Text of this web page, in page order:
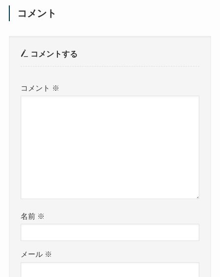
コメント
コメントする
コメント ※
名前 ※
メール ※